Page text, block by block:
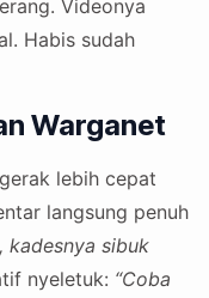
Videonya
Habis sudah
Warganet
lebih cepat
langsung penuh
kadesnya sibuk
nyeletuk: “Coba